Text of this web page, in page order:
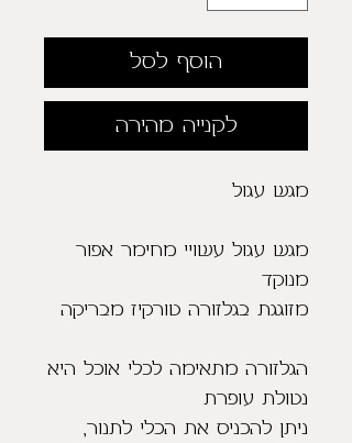
הוסף לסל
לקנייה מהירה
מגש עגול
מגש עגול עשויי מחימר אפור
מנוקד
מזוגגת בגלזורה טורקיז מבריקה
הגלזורה מתאימה לכלי אוכל היא
נטולת עופרת
ניתן להכניס את הכלי לתנור,